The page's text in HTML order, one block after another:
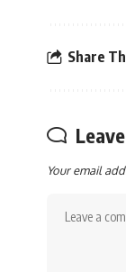
Share
Your email